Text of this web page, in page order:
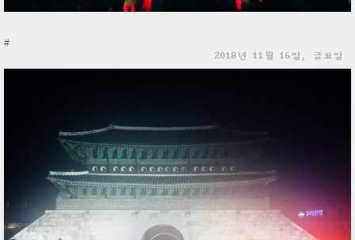
#
2018년 11월 16일, 금요일